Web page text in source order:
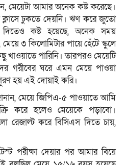
মেয়েটা আমার অনেক কষ্ট করেছে।
ক্লাসে ঢুকতে দেয়নি। ঋণ করে জুতো
দিতেও কষ্ট হয়েছে, অনেক সময়
মেয়ে ৩ কিলোমিটার পায়ে হেঁটে স্কুলে
পারিনি। তারপরও মেয়েটি
গরীবের ঘরে এমন মেয়ে পাওয়া
পূরণ হয় এই দোয়াই করি।
মেয়ে জিপিএ-৫ পাওয়াতে আমি
করে হলেও মেয়েকে পড়াবো।
রেজাল্ট করে বিসিএস দিতে চায়,
পরীক্ষা দেয়ার পর আমার বিয়ে